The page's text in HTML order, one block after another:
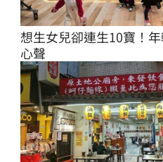
想生女兒卻連生10寶！
心聲